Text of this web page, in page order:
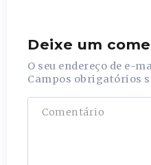
Deixe um
O seu endereço de e-
Campos obrigatórios